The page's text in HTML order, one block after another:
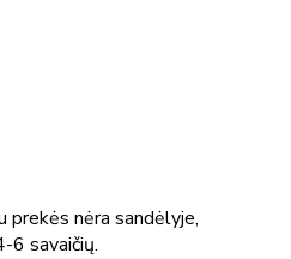
prekės nėra sandėlyje,
6 savaičių.